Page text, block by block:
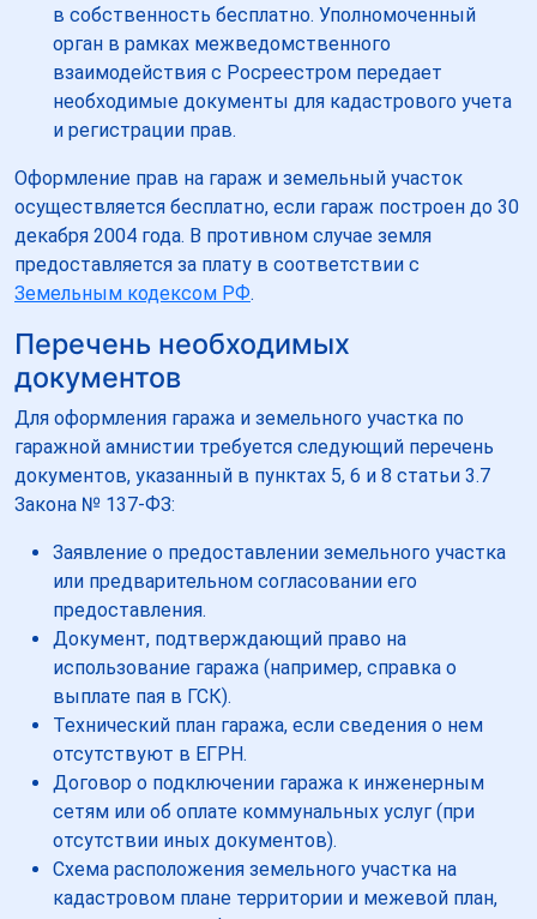
в собственность бесплатно. Уполномоченный
орган в рамках межведомственного
взаимодействия с Росреестром передает
необходимые документы для кадастрового учета
и регистрации прав.
Оформление прав на гараж и земельный участок
осуществляется бесплатно, если гараж построен до 30
декабря 2004 года. В противном случае земля
предоставляется за плату в соответствии с
Земельным кодексом РФ.
Перечень необходимых
документов
Для оформления гаража и земельного участка по
гаражной амнистии требуется следующий перечень
документов, указанный в пунктах 5, 6 и 8 статьи 3.7
Закона № 137-ФЗ:
Заявление о предоставлении земельного участка
или предварительном согласовании его
предоставления.
Документ, подтверждающий право на
использование гаража (например, справка о
выплате пая в ГСК).
Технический план гаража, если сведения о нем
отсутствуют в ЕГРН.
Договор о подключении гаража к инженерным
сетям или об оплате коммунальных услуг (при
отсутствии иных документов).
Схема расположения земельного участка на
кадастровом плане территории и межевой план,